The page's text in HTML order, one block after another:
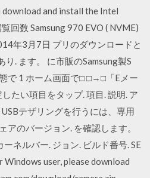
and install the Intel
回数 Samsung 970 EVO ( NVME)
年3月7日 プリのダウンロードと
. ます。 に市販のSamsung製S
で 1 ホーム画面で□ □→□「Eメー
たい項目をタップ. 項目. 説明. ア
テザリングを行うには、専用
アのバージョン. を確認します。
ネルバー. ジョン. ビルド番号. SE
user, please download